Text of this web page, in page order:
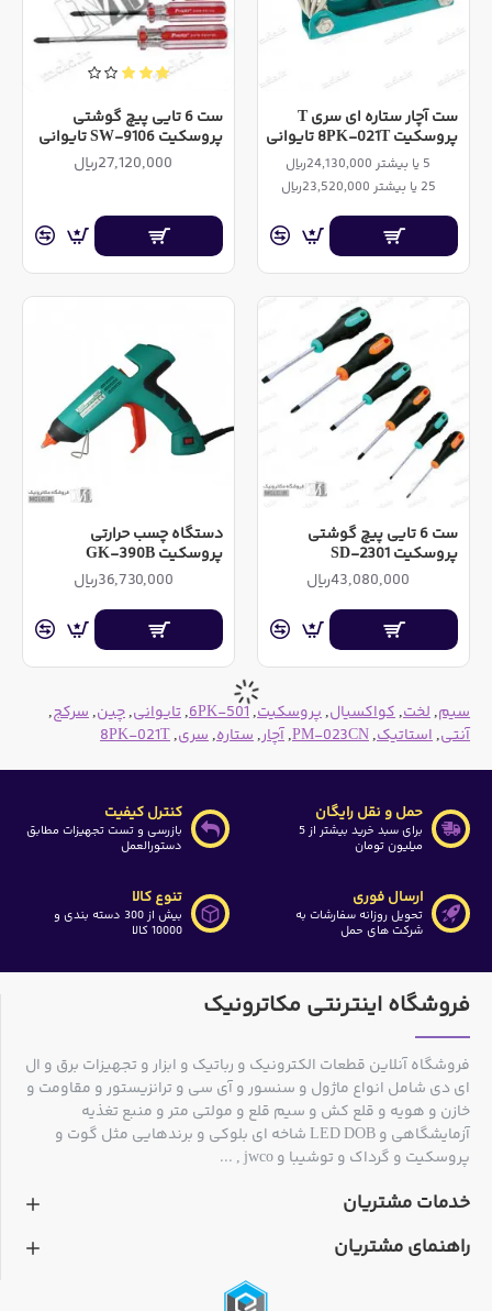
ست آچار ستاره ای سری T
پروسکیت 8PK-021T تایوانی
5 یا بیشتر 24,130,000ریال
25 یا بیشتر 23,520,000ریال
ست 6 تایی پیچ گوشتی
پروسکیت SW-9106 تایوانی
27,120,000ریال
ست 6 تایی پیچ گوشتی
پروسکیت SD-2301
43,080,000ریال
دستگاه چسب حرارتی
پروسکیت GK-390B
36,730,000ریال
سیم,لخت,کواکسیال,پروسکیت,
6PK-501
,تایوانی,چین,سرکج,
آنتی,استاتیک,
PM-023CN
,آچار,ستاره,سری,
8PK-021T
حمل و نقل رایگان
برای سبد خرید بیشتر از 5
میلیون تومان
کنترل کیفیت
بازرسی و تست تجهیزات مطابق
دستورالعمل
ارسال فوری
تحویل روزانه سفارشات به
شرکت های حمل
تنوع کالا
بیش از 300 دسته بندی و
10000 کالا
فروشگاه اینترنتی مکاترونیک
فروشگاه آنلاین قطعات الکترونیک و رباتیک و ابزار و تجهیزات برق و ال
ای دی شامل انواع ماژول و سنسور و آی سی و ترانزیستور و مقاومت و
خازن و هویه و قلع کش و سیم قلع و مولتی متر و منبع تغذیه
آزمایشگاهی و LED DOB شاخه ای بلوکی و برندهایی مثل گوت و
پروسکیت و گرداک و توشیبا و jwco , ...
خدمات مشتریان
راهنمای مشتریان